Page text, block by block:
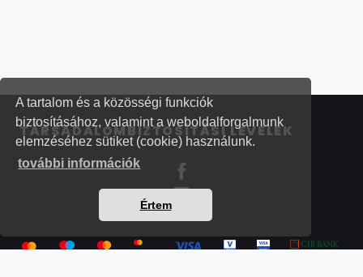
A tartalom és a közösségi funkciók
biztosításához, valamint a weboldalforgalmunk
elemzéséhez sütiket (cookie) használunk.
további információk
Értem
TÁRSADALOMBIZTOSÍTÁSI LEVELEK